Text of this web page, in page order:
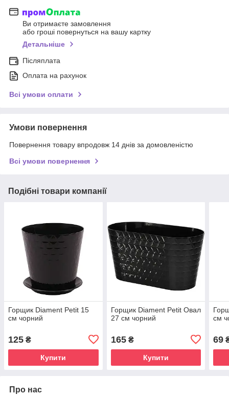
Ви отримаєте замовлення
або гроші повернуться на вашу картку
Детальніше
Післяплата
Оплата на рахунок
Всі умови оплати
Умови повернення
Повернення товару впродовж 14 днів за домовленістю
Всі умови повернення
Подібні товари компанії
Горщик Diament Petit 15
см чорний
125 ₴
Купити
Горщик Diament Petit Овал
27 см чорний
165₴
Купити
см
69
Про нас